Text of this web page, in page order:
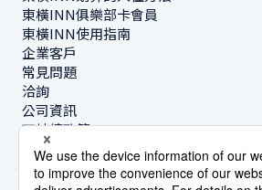
東橫INN俱樂部卡會員
東橫INN使用指南
企業客戶
常見問題
洽詢
公司資訊
可持續政策